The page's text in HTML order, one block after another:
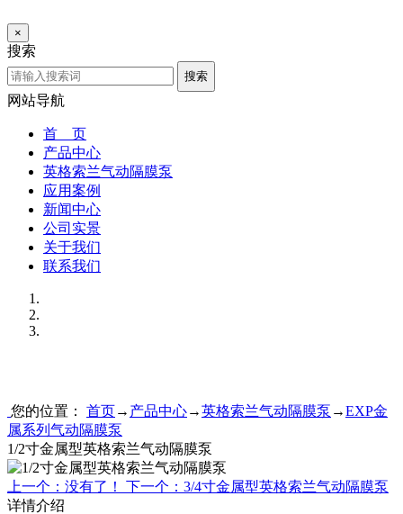
×
搜索
搜索
网站导航
首 页
产品中心
英格索兰气动隔膜泵
应用案例
新闻中心
公司实景
关于我们
联系我们
您的位置： 首页→ 产品中心→英格索兰气动隔膜泵 →EXP金
属系列气动隔膜泵
1/2寸金属型英格索兰气动隔膜泵
上一个：没有了！ 下一个：3/4寸金属型英格索兰气动隔膜泵
详情介绍